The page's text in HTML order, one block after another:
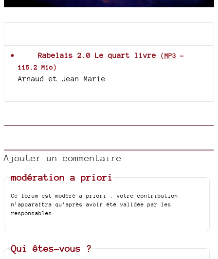
Rabelais 2.0 Le quart livre (MP3 -
115.2 Mio)
Arnaud et Jean Marie
Ajouter un commentaire
modération a priori
Ce forum est modéré a priori : votre contribution
n’apparaîtra qu’après avoir été validée par les
responsables.
Qui êtes-vous ?